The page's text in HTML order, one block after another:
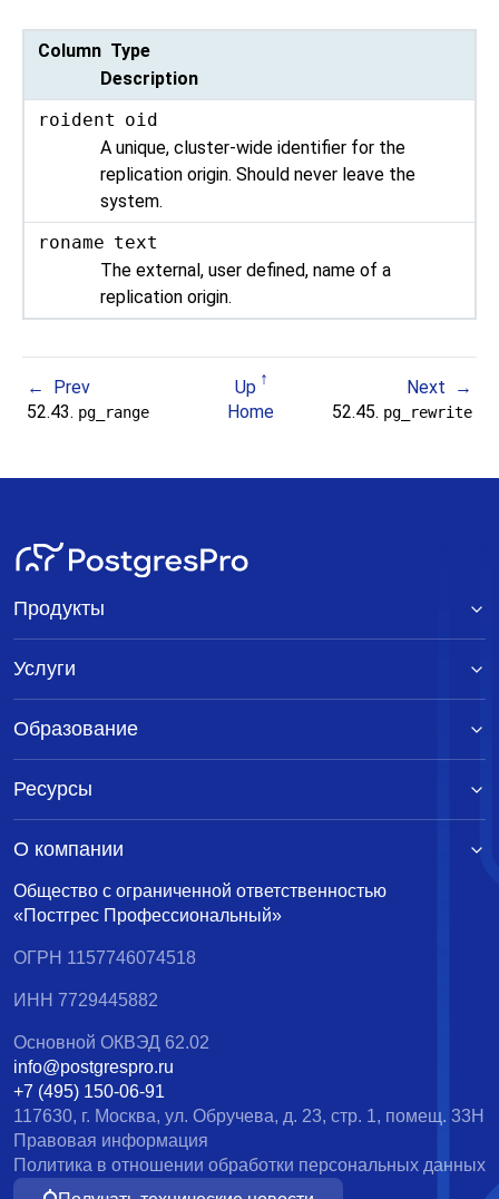
Column Type
Description
roident oid
A unique, cluster-wide identifier for the
replication origin. Should never leave the
system.
roname text
The external, user defined, name of a
replication origin.
Prev Up
Next
52.43. pg_range Home 52.45. pg_rewrite
Общество с ограниченной ответственностью
«Постгрес Профессиональный»
ОГРН 1157746074518
ИНН 7729445882
Основной ОКВЭД 62.02
info@postgrespro.ru
+7 (495) 150-06-91
117630, г. Москва, ул. Обручева, д. 23, стр. 1, помещ. 33Н
Правовая информация
Политика в отношении обработки персональных данных
Продукты
Услуги
Образование
Ресурсы
О компании